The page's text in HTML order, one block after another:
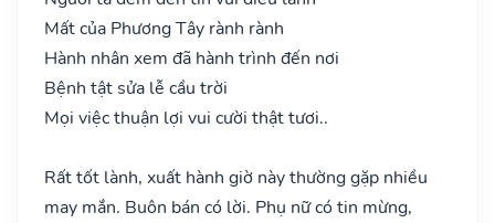
Mất của Phương Tây rành rành
Hành nhân xem đã hành trình đến nơi
Bệnh tật sửa lễ cầu trời
Mọi việc thuận lợi vui cười thật tươi..
Rất tốt lành, xuất hành giờ này thường gặp nhiều
may mắn. Buôn bán có lời. Phụ nữ có tin mừng,